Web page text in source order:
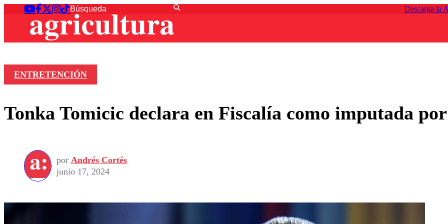
Descarga la
ENTRETENCIÓN
Tonka Tomicic declara en Fiscalía como imputada por
por Andrés Cortés
junio 17, 2024